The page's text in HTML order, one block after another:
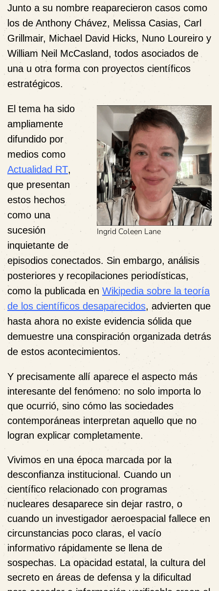
Junto a su nombre reaparecieron casos como
los de Anthony Chávez, Melissa Casias, Carl
Grillmair, Michael David Hicks, Nuno Loureiro y
William Neil McCasland, todos asociados de
una u otra forma con proyectos científicos
estratégicos.
Ingrid Coleen Lane
El tema ha sido
ampliamente
difundido por
medios como
Actualidad RT,
que presentan
estos hechos
como una
sucesión
inquietante de
episodios conectados. Sin embargo, análisis
posteriores y recopilaciones periodísticas,
como la publicada en Wikipedia sobre la teoría
de los científicos desaparecidos, advierten que
hasta ahora no existe evidencia sólida que
demuestre una conspiración organizada detrás
de estos acontecimientos.
Y precisamente allí aparece el aspecto más
interesante del fenómeno: no solo importa lo
que ocurrió, sino cómo las sociedades
contemporáneas interpretan aquello que no
logran explicar completamente.
Vivimos en una época marcada por la
desconfianza institucional. Cuando un
científico relacionado con programas
nucleares desaparece sin dejar rastro, o
cuando un investigador aeroespacial fallece en
circunstancias poco claras, el vacío
informativo rápidamente se llena de
sospechas. La opacidad estatal, la cultura del
secreto en áreas de defensa y la dificultad